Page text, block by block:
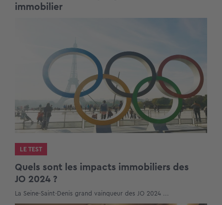
immobilier
LE TEST
Quels sont les impacts immobiliers des
JO 2024 ?
La Seine-Saint-Denis grand vainqueur des JO 2024 ...